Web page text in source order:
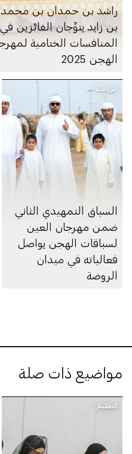
راشد بن حمدان بن
بن زايد يتوِّجان الفائزين
المنافسات الختامية
الهجن 2025
الرياضة
السباق التمهيدي الثاني
ضمن مهرجان العين
لسباقات الهجن يواصل
فعالياته في ميدان
الروضة
مواضيع ذات صلة
التعليم